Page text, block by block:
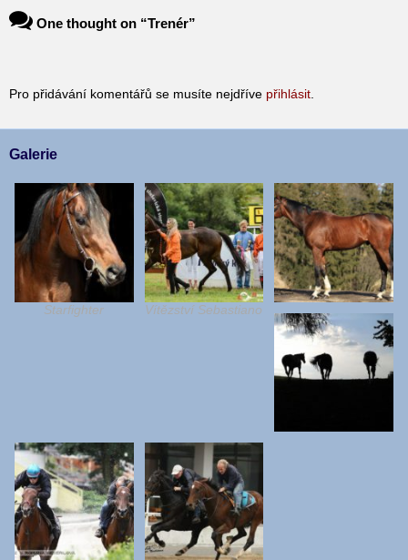
One thought on “Trenér”
Pro přidávání komentářů se musíte nejdříve přihlásit
Galerie
Starfighter Vítězství Sebastiano